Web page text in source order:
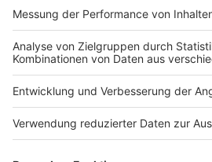
Für Versicherte gibt es bei der
derePA-App ebenfalls
Gebraucht wird ein
Geheimnummer (Pin) - oder die
Krankenkasse bekommt. Für die